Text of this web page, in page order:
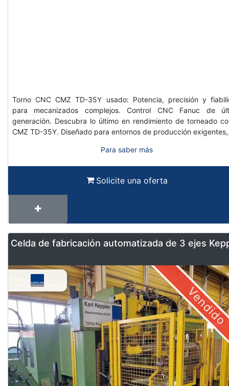
Torno CNC CMZ TD-35Y usado: Potencia, precisión y
para mecanizados complejos. Control CNC Fanuc de
generación. Descubra lo último en rendimiento de torneado
CMZ TD-35Y. Diseñado para entornos de producción
Para saber más
Solicite una oferta
Celda de fabricación automatizada de 3 ejes
Vendido